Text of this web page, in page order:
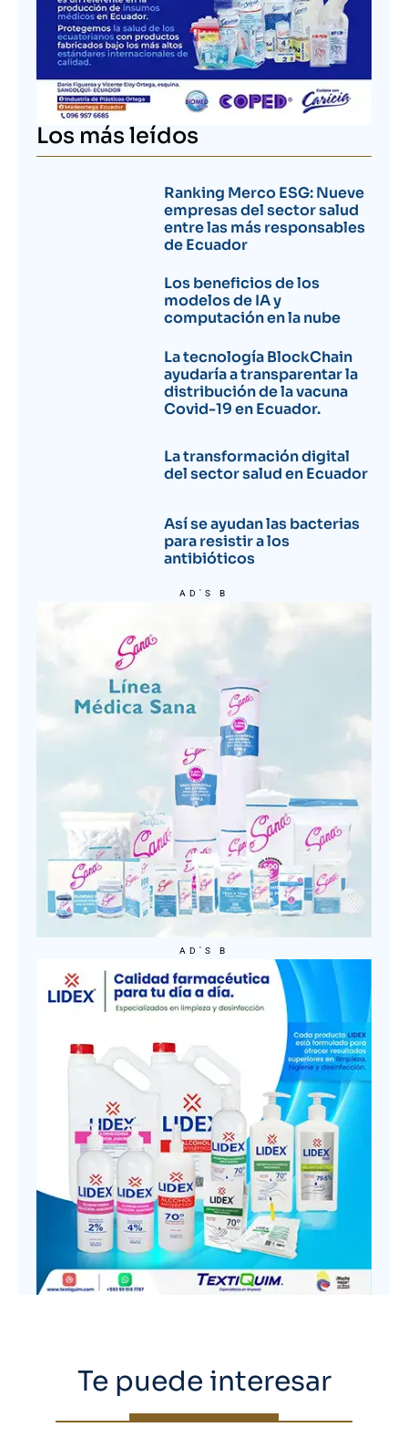
Los más leídos
Ranking Merco ESG: Nueve
empresas del sector salud
entre las más responsables
de Ecuador
Los beneficios de los
modelos de IA y
computación en la nube
La tecnología BlockChain
ayudaría a transparentar la
distribución de la vacuna
Covid-19 en Ecuador.
La transformación digital
del sector salud en Ecuador
Así se ayudan las bacterias
para resistir a los
antibióticos
AD'S B
AD'S B
Te puede interesar